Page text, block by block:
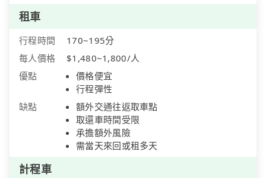
租車
行程時間
170~195分
每人價格
$1,480~1,800/人
優點
價格便宜
行程彈性
缺點
額外交通往返取車點
取還車時間受限
承擔額外風險
需當天來回或租多天
計程車